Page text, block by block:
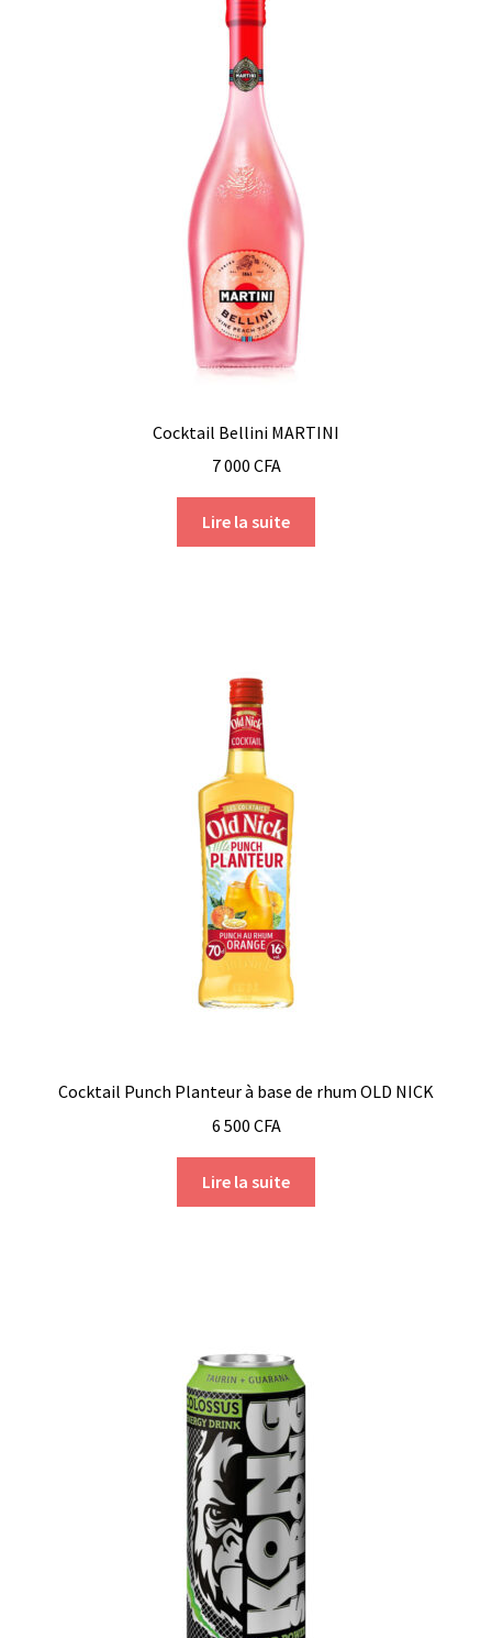
Cocktail Bellini MARTINI
7 000 CFA
Lire la suite
Cocktail Punch Planteur à base de rhum OLD NICK
6 500 CFA
Lire la suite